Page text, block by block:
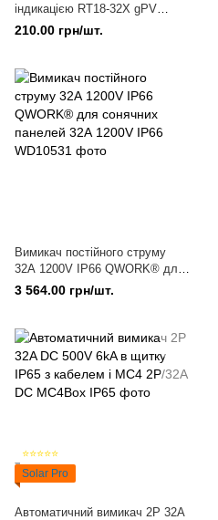
індикацією RT18-32X gPV
10×38 1Р/32A 1000V DC
210.00 грн/шт.
Вимикач постійного струму
32А 1200V IP66 QWORK® для
сонячних панелей 32А 1200V
3 564.00 грн/шт.
⭐⭐⭐⭐⭐
Solar Pro
Автоматичний вимикач 2P 32A